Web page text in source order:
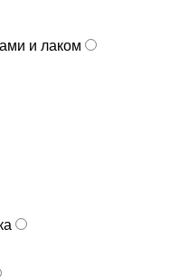
и лаком